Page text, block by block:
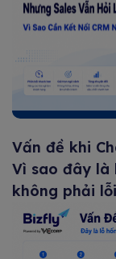
Vấn đề khi
Vì sao đây là
không phải